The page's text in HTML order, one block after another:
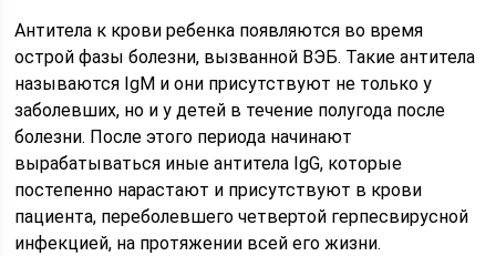
Антитела к крови ребенка появляются во время
острой фазы болезни, вызванной ВЭБ. Такие антитела
называются IgM и они присутствуют не только у
заболевших, но и у детей в течение полугода после
болезни. После этого периода начинают
вырабатываться иные антитела IgG, которые
постепенно нарастают и присутствуют в крови
пациента, переболевшего четвертой герпесвирусной
инфекцией, на протяжении всей его жизни.